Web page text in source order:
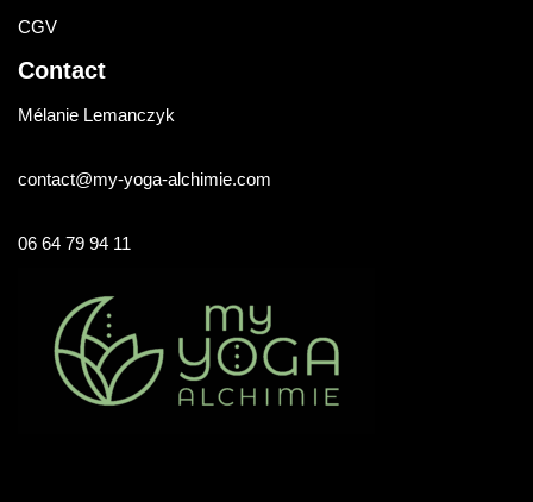
CGV
Contact
Mélanie Lemanczyk
contact@my-yoga-alchimie.com
06 64 79 94 11